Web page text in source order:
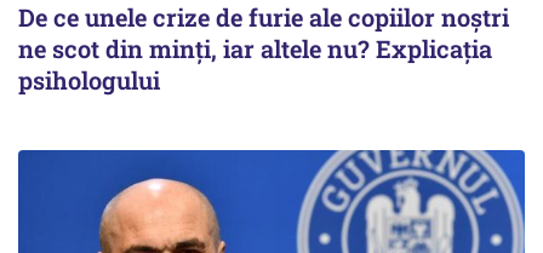
De ce unele crize de furie ale copiilor noștri
ne scot din minți, iar altele nu? Explicația
psihologului